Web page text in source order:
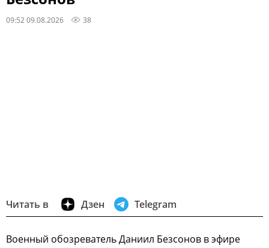
09:52 09.08.2026 38
Читать в Дзен Telegram
Военный обозреватель Даниил Безсонов в эфире